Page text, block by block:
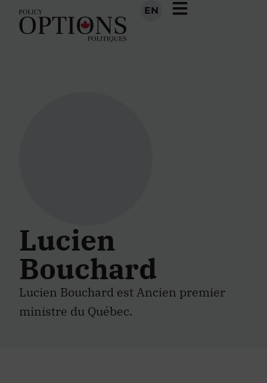
EN
Lucien
Bouchard
Lucien Bouchard est Ancien premier
ministre du Québec.